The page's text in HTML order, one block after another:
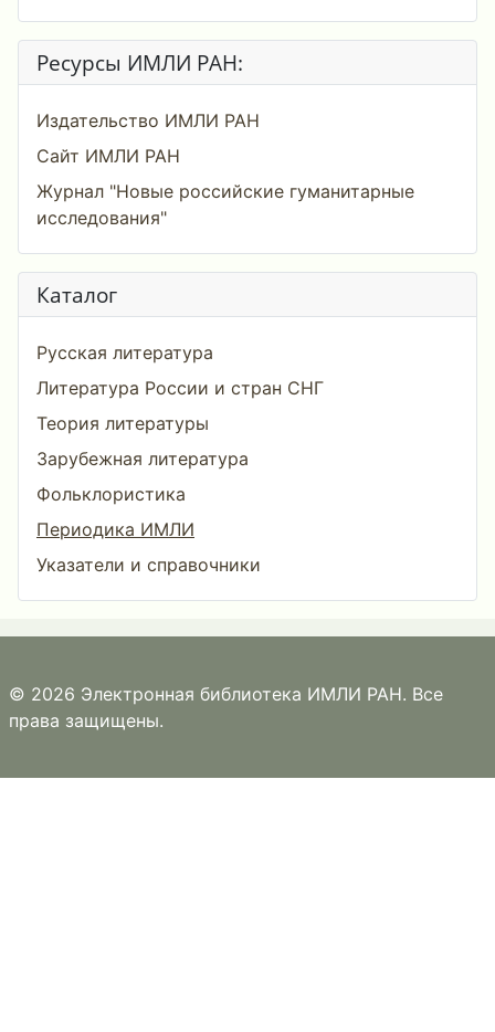
Ресурсы ИМЛИ РАН:
Издательство ИМЛИ РАН
Сайт ИМЛИ РАН
Журнал "Новые российские гуманитарные
исследования"
Каталог
Русская литература
Литература России и стран СНГ
Теория литературы
Зарубежная литература
Фольклористика
Периодика ИМЛИ
Указатели и справочники
© 2026 Электронная библиотека ИМЛИ РАН. Все
права защищены.